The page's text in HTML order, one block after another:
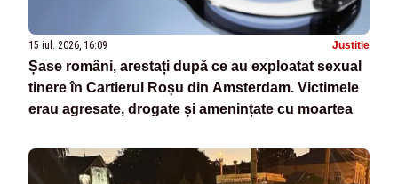
15 iul. 2026, 16:09 Justitie
Șase români, arestați după ce au exploatat sexual
tinere în Cartierul Roșu din Amsterdam. Victimele
erau agresate, drogate și amenințate cu moartea